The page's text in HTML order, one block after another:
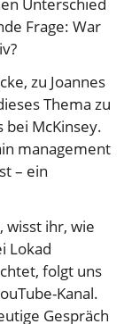
Unterschied
Frage: War
zu Joannes
Thema zu
McKinsey.
management
– ein
wisst ihr, wie
Lokad
folgt uns
Kanal.
Gespräch